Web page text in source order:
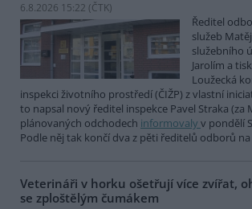
6.8.2026 15:22 (ČTK)
Ředitel
služeb
služebního
Jarolím a
Loužecká
inspekci životního prostředí (ČIŽP) z vlastní
to napsal nový ředitel inspekce Pavel Straka (za
plánovaných odchodech informovaly v pondělí
Podle něj tak končí dva z pěti ředitelů odborů na
Veterináři v horku ošetřují více zvířat,
se zploštělým čumákem